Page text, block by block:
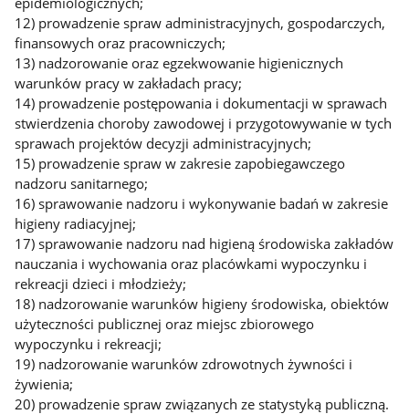
12) prowadzenie spraw administracyjnych, gospodarczych,
finansowych oraz pracowniczych;
13) nadzorowanie oraz egzekwowanie higienicznych
warunków pracy w zakładach pracy;
14) prowadzenie postępowania i dokumentacji w sprawach
stwierdzenia choroby zawodowej i przygotowywanie w tych
sprawach projektów decyzji administracyjnych;
15) prowadzenie spraw w zakresie zapobiegawczego
nadzoru sanitarnego;
16) sprawowanie nadzoru i wykonywanie badań w zakresie
higieny radiacyjnej;
17) sprawowanie nadzoru nad higieną środowiska zakładów
nauczania i wychowania oraz placówkami wypoczynku i
rekreacji dzieci i młodzieży;
18) nadzorowanie warunków higieny środowiska, obiektów
użyteczności publicznej oraz miejsc zbiorowego
wypoczynku i rekreacji;
19) nadzorowanie warunków zdrowotnych żywności i
żywienia;
20) prowadzenie spraw związanych ze statystyką publiczną.